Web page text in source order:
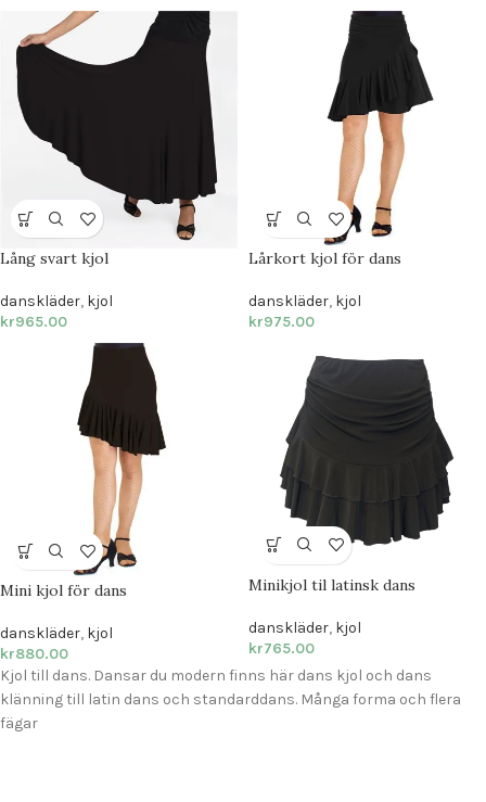
Lång svart kjol
danskläder, kjol
kr965.00
Lårkort kjol för dans
danskläder, kjol
kr975.00
Mini kjol för dans
danskläder, kjol
kr880.00
Minikjol til latinsk dans
danskläder, kjol
kr765.00
Kjol till dans. Dansar du modern finns här dans kjol och dans
klänning till latin dans och standarddans. Många forma och flera
fägar